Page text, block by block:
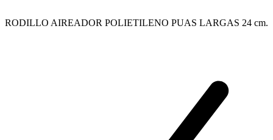
RODILLO AIREADOR POLIETILENO PUAS LARGAS 24 cm.